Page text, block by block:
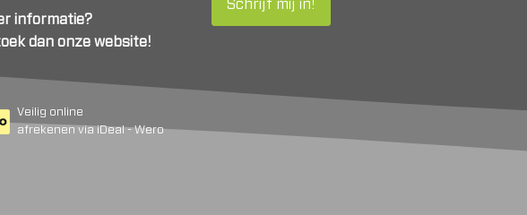
informatie?
dan onze website!
Veilig online
afrekenen via iDeal - Wero
Schrijf mij in!